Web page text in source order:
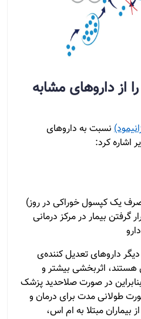
از داروهای مشابه
نسبت به داروهای
اشاره کرد:
یک کپسول خوراکی در روز)
گرفتن بیمار در مرکز درمانی
داروهای تعدیل کننده‌ی
اثربخشی بیشتر و
در صورت صلاحدید پزشک
طولانی مدت برای درمان و
مبتلا به ام اس،